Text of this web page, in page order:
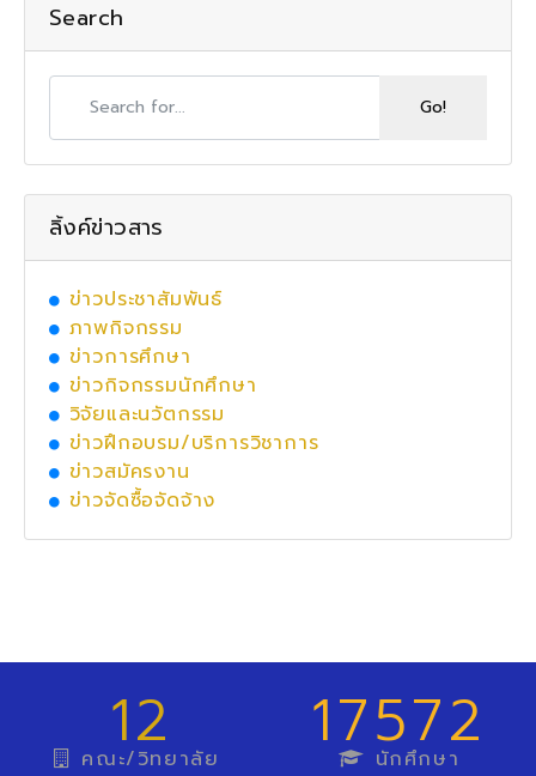
Search
ลิ้งค์ข่าวสาร
ข่าวประชาสัมพันธ์
ภาพกิจกรรม
ข่าวการศึกษา
ข่าวกิจกรรมนักศึกษา
วิจัยและนวัตกรรม
ข่าวฝึกอบรม/บริการวิชาการ
ข่าวสมัครงาน
ข่าวจัดซื้อจัดจ้าง
12
คณะ/วิทยาลัย 17572
นักศึกษา